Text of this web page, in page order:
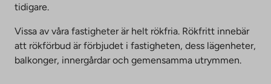
tidigare.
Vissa av våra fastigheter är helt rökfria. Rökfritt innebär
att rökförbud är förbjudet i fastigheten, dess lägenheter,
balkonger, innergårdar och gemensamma utrymmen.